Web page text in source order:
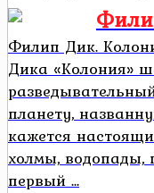
Филип Дик.
Дика «Колония»
планету,
кажется
холмы, водопады,
первый ...